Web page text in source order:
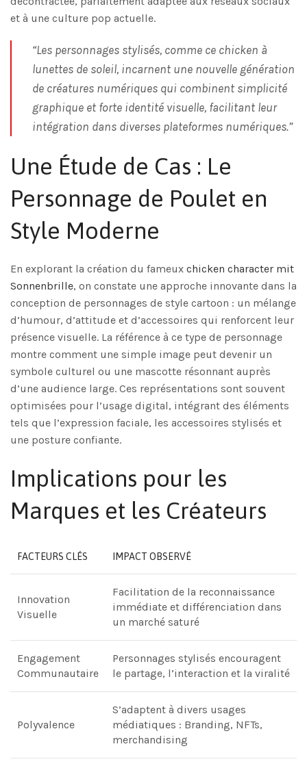
et à une culture pop actuelle.
“Les personnages stylisés, comme ce chicken à
lunettes de soleil, incarnent une nouvelle génération
de créatures numériques qui combinent simplicité
graphique et forte identité visuelle, facilitant leur
intégration dans diverses plateformes numériques.”
Une Étude de Cas : Le
Personnage de Poulet en
Style Moderne
En explorant la création du fameux chicken character mit
Sonnenbrille, on constate une approche innovante dans la
conception de personnages de style cartoon : un mélange
d’humour, d’attitude et d’accessoires qui renforcent leur
présence visuelle. La référence à ce type de personnage
montre comment une simple image peut devenir un
symbole culturel ou une mascotte résonnant auprès
d’une audience large. Ces représentations sont souvent
optimisées pour l’usage digital, intégrant des éléments
tels que l’expression faciale, les accessoires stylisés et
une posture confiante.
Implications pour les
Marques et les Créateurs
FACTEURS CLÉS IMPACT OBSERVÉ
Innovation
Visuelle
Facilitation de la reconnaissance
immédiate et différenciation dans
un marché saturé
Engagement
Communautaire
Personnages stylisés encouragent
le partage, l’interaction et la viralité
Polyvalence
S’adaptent à divers usages
médiatiques : Branding, NFTs,
merchandising